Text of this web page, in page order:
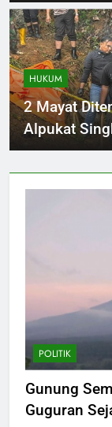
HUKUM
2 Mayat
Alpukat
POLITIK
Gunung
Guguran